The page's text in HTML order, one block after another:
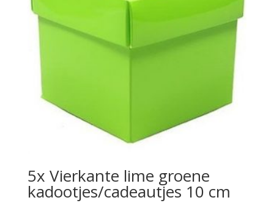
5x Vierkante lime groene
kadootjes/cadeautjes 10 cm